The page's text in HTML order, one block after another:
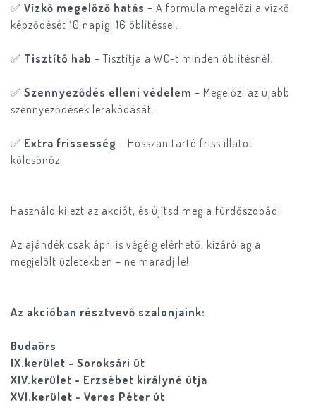
✅ Vízkő megelőző hatás – A formula megelőzi a vízkő
képződését 10 napig, 16 öblítéssel.
✅ Tisztító hab – Tisztítja a WC-t minden öblítésnél.
✅ Szennyeződés elleni védelem – Megelőzi az újabb
szennyeződések lerakódását.
✅ Extra frissesség – Hosszan tartó friss illatot
kölcsönöz.
Használd ki ezt az akciót, és újítsd meg a fürdőszobád!
Az ajándék csak április végéig elérhető, kizárólag a
megjelölt üzletekben – ne maradj le!
Az akcióban résztvevő szalonjaink:
Budaörs
IX.kerület - Soroksári út
XIV.kerület - Erzsébet királyné útja
XVI.kerület - Veres Péter út